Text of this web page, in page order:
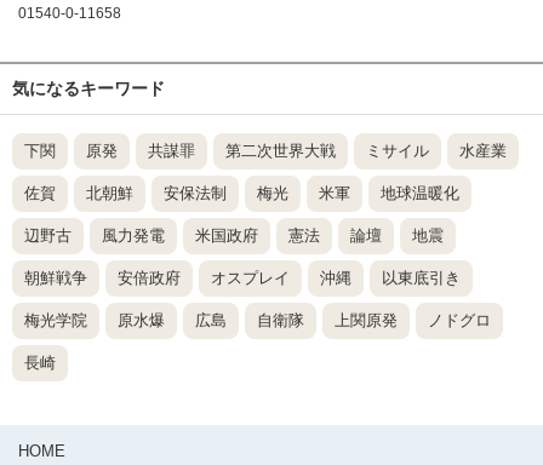
01540-0-11658
気になるキーワード
下関 原発 共謀罪 第二次世界大戦 ミサイル 水産業
佐賀 北朝鮮 安保法制 梅光 米軍 地球温暖化
辺野古 風力発電 米国政府 憲法 論壇 地震
朝鮮戦争 安倍政府 オスプレイ 沖縄 以東底引き
梅光学院 原水爆 広島 自衛隊 上関原発 ノドグロ
長崎
HOME